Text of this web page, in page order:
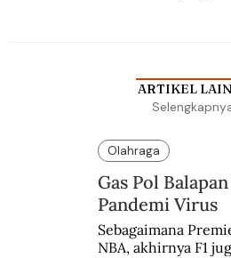
ARTIKEL
Olahraga
Gas Pol
Pandemi Virus
Sebagaimana
NBA, akhirnya F1